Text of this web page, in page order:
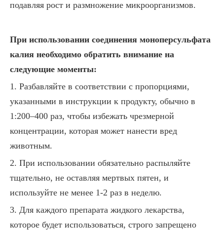
подавляя рост и размножение микроорганизмов.
При использовании соединения моноперсульфата
калия необходимо обратить внимание на
следующие моменты:
1. Разбавляйте в соответствии с пропорциями,
указанными в инструкции к продукту, обычно в
1:200–400 раз, чтобы избежать чрезмерной
концентрации, которая может нанести вред
животным.
2. При использовании обязательно распыляйте
тщательно, не оставляя мертвых пятен, и
используйте не менее 1-2 раз в неделю.
3. Для каждого препарата жидкого лекарства,
которое будет использоваться, строго запрещено